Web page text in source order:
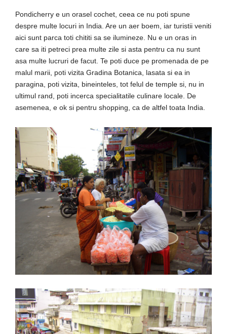
Pondicherry e un orasel cochet, ceea ce nu poti spune
despre multe locuri in India. Are un aer boem, iar turistii veniti
aici sunt parca toti chititi sa se ilumineze. Nu e un oras in
care sa iti petreci prea multe zile si asta pentru ca nu sunt
asa multe lucruri de facut. Te poti duce pe promenada de pe
malul marii, poti vizita Gradina Botanica, lasata si ea in
paragina, poti vizita, bineinteles, tot felul de temple si, nu in
ultimul rand, poti incerca specialitatile culinare locale. De
asemenea, e ok si pentru shopping, ca de altfel toata India.